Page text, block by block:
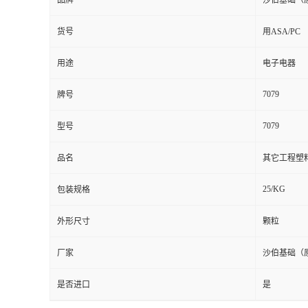
货号 用ASA/PC
用途 电子电器
牌号 7079
型号 7079
品名 其它工程塑
包装规格 25/KG
外形尺寸 颗粒
厂家 沙伯基础（
是否进口 是